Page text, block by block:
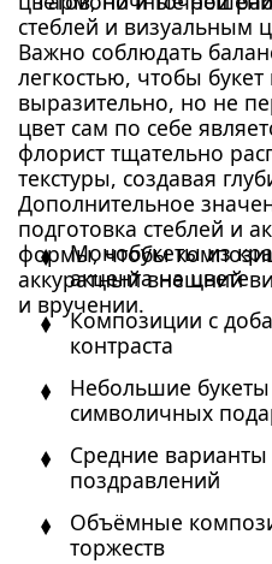
стеблей и визуальным
Важно соблюдать
легкостью, чтобы букет
выразительно, но не
цвет сам по себе
флорист тщательно
текстуры, создавая
Дополнительное
подготовка стеблей и
формы, чтобы
аккуратный внешний
и вручении.
Монобукеты из
акцента на цвете
Композиции с
контраста
Небольшие
символичных
Средние
поздравлений
Объёмные
торжеств